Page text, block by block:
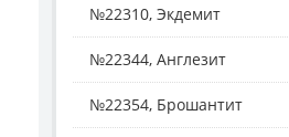
№22310, Экдемит
№22344, Англезит
№22354, Брошантит